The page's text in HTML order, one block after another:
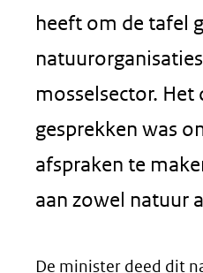
heeft om de tafel
mosselsector. Het
gesprekken was
afspraken te
aan zowel natuur
De minister deed dit